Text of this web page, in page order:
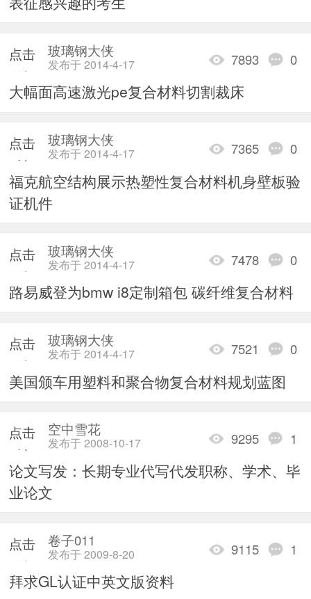
点击
重新
加载
7893 0
玻璃钢大侠
发布于 2014-4-17
大幅面高速激光pe复合材料切割裁床
点击
重新
加载
7365 0
玻璃钢大侠
发布于 2014-4-17
福克航空结构展示热塑性复合材料机身壁板验
证机件
点击
重新
加载
7478 0
玻璃钢大侠
发布于 2014-4-17
路易威登为bmw i8定制箱包 碳纤维复合材料
点击
重新
加载
7521 0
玻璃钢大侠
发布于 2014-4-17
美国颁车用塑料和聚合物复合材料规划蓝图
点击
重新
加载
9295 1
空中雪花
发布于 2008-10-17
论文写发：长期专业代写代发职称、学术、毕
业论文
点击
重新
加载
9115 1
卷子011
发布于 2009-8-20
拜求GL认证中英文版资料